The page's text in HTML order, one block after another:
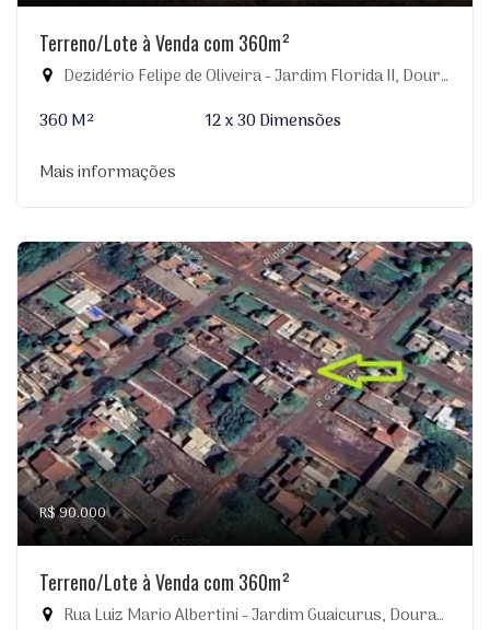
Terreno/Lote à Venda com 360m²
Dezidério Felipe de Oliveira - Jardim Florida II, Dourados-MS
360 M²
12 x 30 Dimensões
Mais informações
R$ 90.000
Terreno/Lote à Venda com 360m²
Rua Luiz Mario Albertini - Jardim Guaicurus, Dourados-MS